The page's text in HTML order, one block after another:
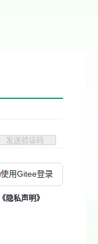
发送验证码
使用Gitee登录
《隐私声明》